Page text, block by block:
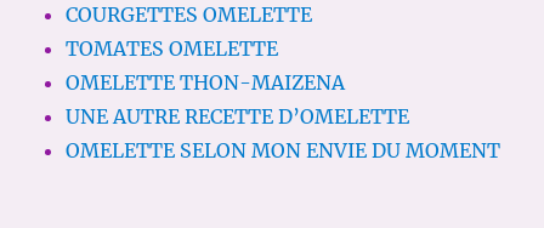
COURGETTES OMELETTE
TOMATES OMELETTE
OMELETTE THON-MAIZENA
UNE AUTRE RECETTE D’OMELETTE
OMELETTE SELON MON ENVIE DU MOMENT